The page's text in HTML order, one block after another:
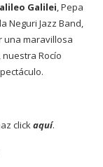
Galilei, Pepa
Neguri Jazz Band,
una maravillosa
Rocío
clickaquí.